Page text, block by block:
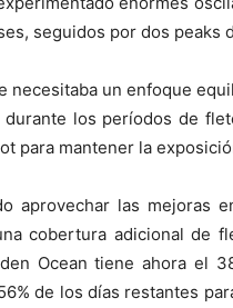
seguidos por dos peaks
necesitaba un enfoque
los períodos de
para mantener la
aprovechar las mejoras
cobertura adicional de
Ocean tiene ahora el
de los días restantes